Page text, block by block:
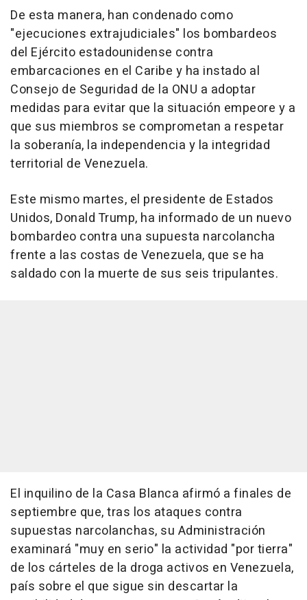
De esta manera, han condenado como
"ejecuciones extrajudiciales" los bombardeos
del Ejército estadounidense contra
embarcaciones en el Caribe y ha instado al
Consejo de Seguridad de la ONU a adoptar
medidas para evitar que la situación empeore y a
que sus miembros se comprometan a respetar
la soberanía, la independencia y la integridad
territorial de Venezuela.
Este mismo martes, el presidente de Estados
Unidos, Donald Trump, ha informado de un nuevo
bombardeo contra una supuesta narcolancha
frente a las costas de Venezuela, que se ha
saldado con la muerte de sus seis tripulantes.
El inquilino de la Casa Blanca afirmó a finales de
septiembre que, tras los ataques contra
supuestas narcolanchas, su Administración
examinará "muy en serio" la actividad "por tierra"
de los cárteles de la droga activos en Venezuela,
país sobre el que sigue sin descartar la